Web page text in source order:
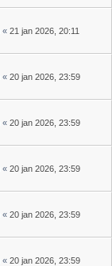
« 21 jan 2026, 20:11
« 20 jan 2026, 23:59
« 20 jan 2026, 23:59
« 20 jan 2026, 23:59
« 20 jan 2026, 23:59
« 20 jan 2026, 23:59